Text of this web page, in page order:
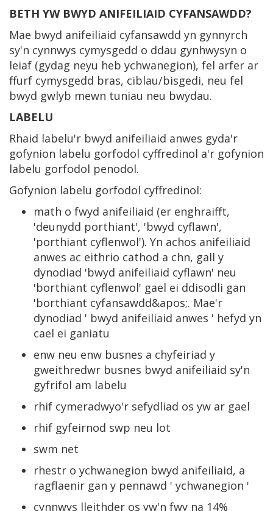
BETH YW BWYD ANIFEILIAID CYFANSAWDD?
Mae bwyd anifeiliaid cyfansawdd yn gynnyrch
sy'n cynnwys cymysgedd o ddau gynhwysyn o
leiaf (gydag neyu heb ychwanegion), fel arfer ar
ffurf cymysgedd bras, ciblau/bisgedi, neu fel
bwyd gwlyb mewn tuniau neu bwydau.
LABELU
Rhaid labelu'r bwyd anifeiliaid anwes gyda'r
gofynion labelu gorfodol cyffredinol a'r gofynion
labelu gorfodol penodol.
Gofynion labelu gorfodol cyffredinol:
math o fwyd anifeiliaid (er enghraifft,
'deunydd porthiant', 'bwyd cyflawn',
'porthiant cyflenwol'). Yn achos anifeiliaid
anwes ac eithrio cathod a chn, gall y
dynodiad 'bwyd anifeiliaid cyflawn' neu
'borthiant cyflenwol' gael ei ddisodli gan
'borthiant cyfansawdd&apos;. Mae'r
dynodiad ' bwyd anifeiliaid anwes ' hefyd yn
cael ei ganiatu
enw neu enw busnes a chyfeiriad y
gweithredwr busnes bwyd anifeiliaid sy'n
gyfrifol am labelu
rhif cymeradwyo'r sefydliad os yw ar gael
rhif gyfeirnod swp neu lot
swm net
rhestr o ychwanegion bwyd anifeiliaid, a
ragflaenir gan y pennawd ' ychwanegion '
cynnwys lleithder os yw'n fwy na 14%